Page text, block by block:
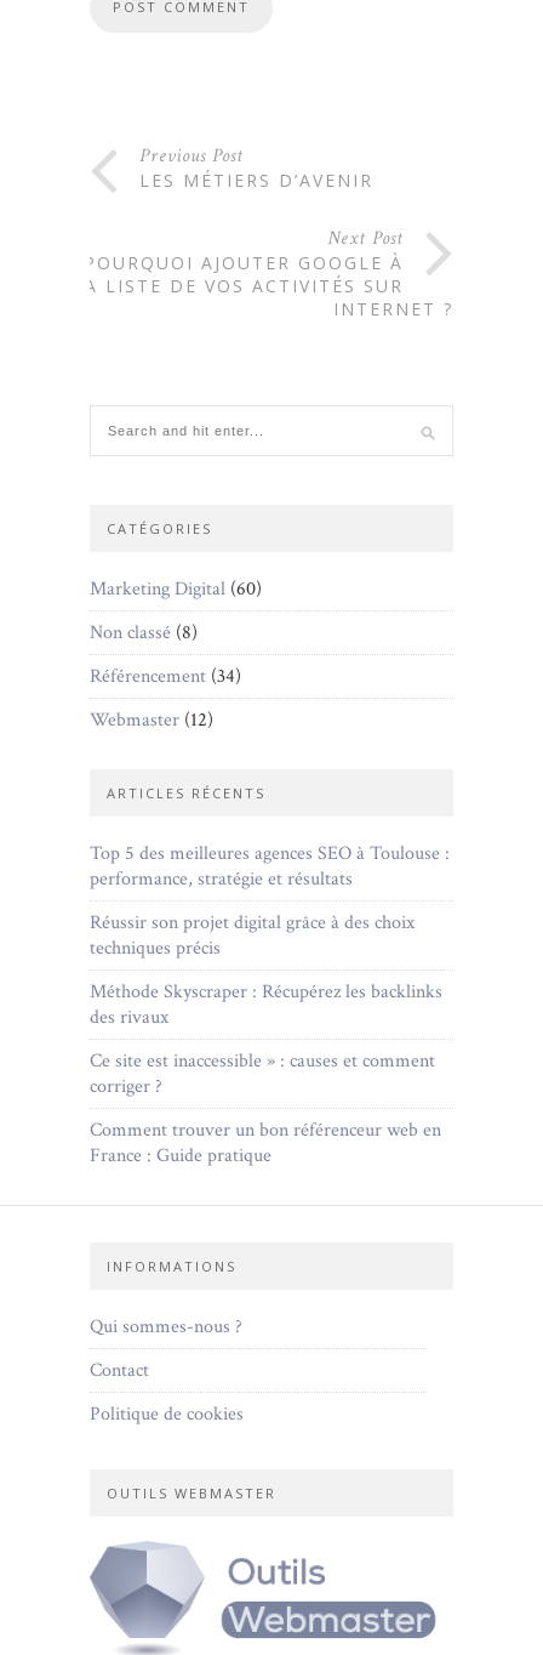
Previous Post
LES MÉTIERS D’AVENIR
Next Post
POURQUOI AJOUTER GOOGLE À
LA LISTE DE VOS ACTIVITÉS SUR
INTERNET ?
CATÉGORIES
Marketing Digital (60)
Non classé (8)
Référencement (34)
Webmaster (12)
ARTICLES RÉCENTS
Top 5 des meilleures agences SEO à Toulouse :
performance, stratégie et résultats
Réussir son projet digital grâce à des choix
techniques précis
Méthode Skyscraper : Récupérez les backlinks
des rivaux
Ce site est inaccessible » : causes et comment
corriger ?
Comment trouver un bon référenceur web en
France : Guide pratique
INFORMATIONS
Qui sommes-nous ?
Contact
Politique de cookies
OUTILS WEBMASTER